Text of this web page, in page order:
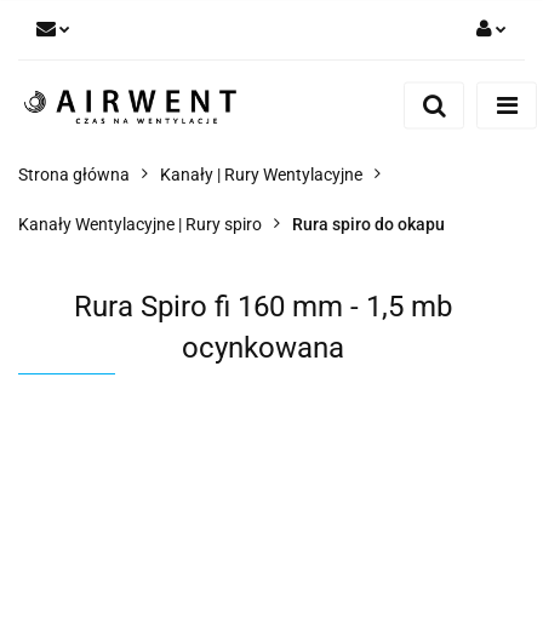
Zaloguj się
Strona główna Kanały | Rury Wentylacyjne
Kanały Wentylacyjne | Rury spiro Rura spiro do okapu
Rura Spiro fi 160 mm - 1,5 mb
ocynkowana